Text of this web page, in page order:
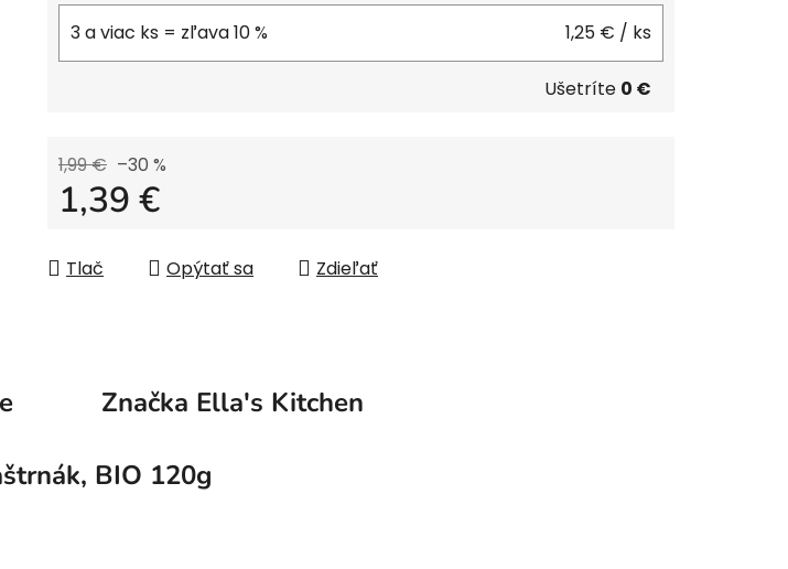
3 a viac ks = zľava 10 % 1,25 € / ks
Ušetríte 0 €
1,99 € –30 %
1,39 €
Tlač
Opýtať sa Zdieľať
Značka Ella's Kitchen
BIO 120g